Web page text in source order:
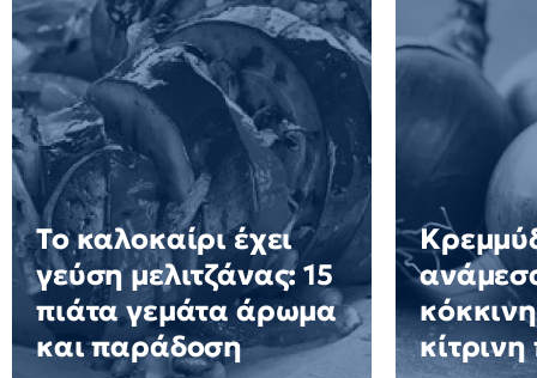
Το καλοκαίρι έχει
γεύση μελιτζάνας: 15
πιάτα γεμάτα άρωμα
και παράδοση
κίτρινη